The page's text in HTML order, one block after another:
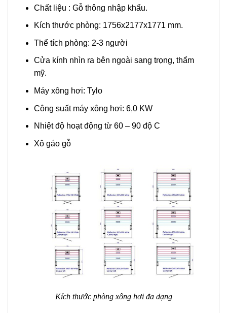
Chất liệu : Gỗ thông nhập khẩu.
Kích thước phòng: 1756x2177x1771 mm.
Thể tích phòng: 2-3 người
Cửa kính nhìn ra bên ngoài sang trọng, thẩm
mỹ.
Máy xông hơi: Tylo
Công suất máy xông hơi: 6,0 KW
Nhiệt độ hoạt động từ 60 – 90 độ C
Xô gáo gỗ
Kích thước phòng xông hơi đa dạng